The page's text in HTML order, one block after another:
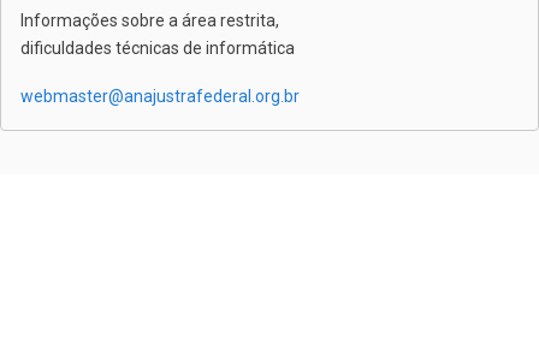
Informações sobre a área restrita,
dificuldades técnicas de informática
webmaster@anajustrafederal.org.br